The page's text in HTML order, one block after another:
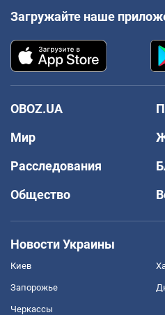
Загружайте наше
OBOZ.UA
Мир
Расследования
Общество
Новости Украины
Киев
Запорожье
Черкассы